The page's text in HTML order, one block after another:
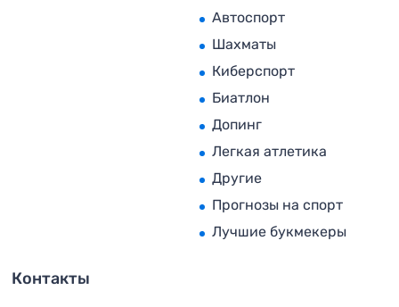
Автоспорт
Шахматы
Киберспорт
Биатлон
Допинг
Легкая атлетика
Другие
Прогнозы на спорт
Лучшие букмекеры
Контакты